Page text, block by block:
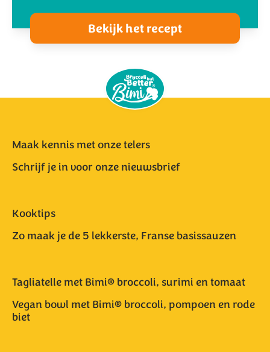
Bekijk het recept
Maak kennis met onze telers
Schrijf je in voor onze nieuwsbrief
Kooktips
Zo maak je de 5 lekkerste, Franse basissauzen
Tagliatelle met Bimi® broccoli, surimi en tomaat
Vegan bowl met Bimi® broccoli, pompoen en rode
biet